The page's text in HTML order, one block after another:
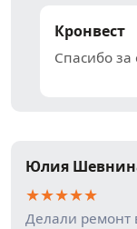
Кронвест
Спасибо
Юлия
★★★★★
Делали ремонт